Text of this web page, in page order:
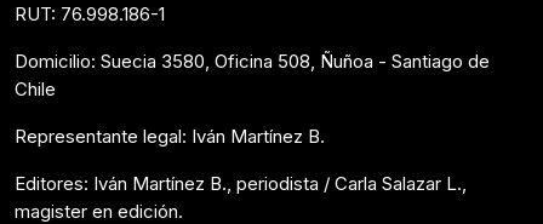
RUT: 76.998.186-1
Domicilio: Suecia 3580, Oficina 508, Ñuñoa - Santiago de
Chile
Representante legal: Iván Martínez B.
Editores: Iván Martínez B., periodista / Carla Salazar L.,
magister en edición.